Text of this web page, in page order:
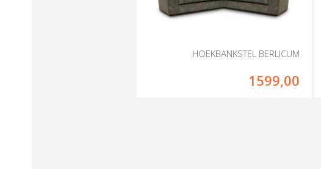
HOEKBANKSTEL BERLICUM
1599,00